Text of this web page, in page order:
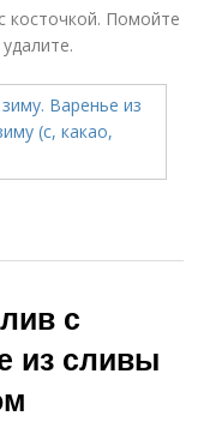
косточкой. Помойте
с
из сливы